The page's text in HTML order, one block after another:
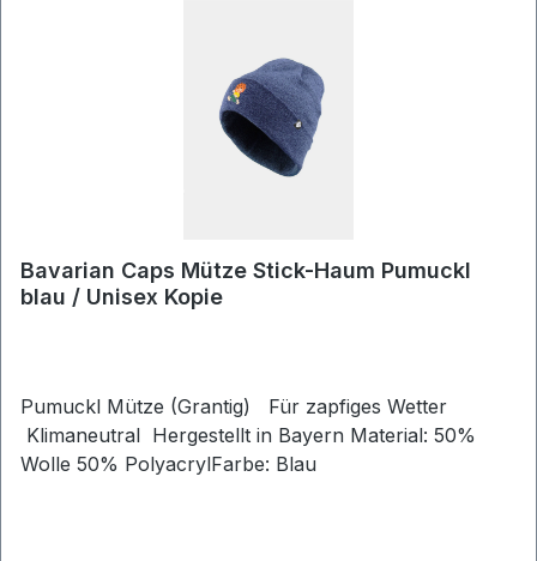
Bavarian Caps Mütze Stick-Haum Pumuckl
blau / Unisex Kopie
Pumuckl Mütze (Grantig) Für zapfiges Wetter
Klimaneutral Hergestellt in Bayern Material: 50%
Wolle 50% PolyacrylFarbe: Blau